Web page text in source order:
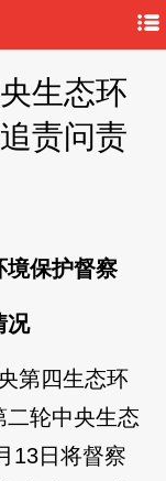
生态环
责问责
境保护督察
况
第四生态环
轮中央生态
13日将督察